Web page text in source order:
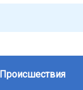
Происшествия